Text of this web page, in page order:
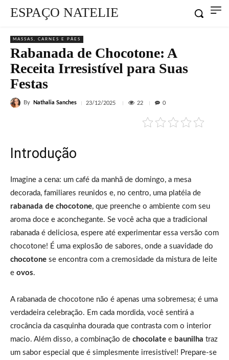
ESPAÇO NATELIE
MASSAS, CARNES E PÃES
Rabanada de Chocotone: A
Receita Irresistível para Suas
Festas
By Nathalia Sanches 23/12/2025 22 0
Introdução
Imagine a cena: um café da manhã de domingo, a mesa
decorada, familiares reunidos e, no centro, uma platéia de
rabanada de chocotone, que preenche o ambiente com seu
aroma doce e aconchegante. Se você acha que a tradicional
rabanada é deliciosa, espere até experimentar essa versão com
chocotone! É uma explosão de sabores, onde a suavidade do
chocotone se encontra com a cremosidade da mistura de leite
e ovos.
A rabanada de chocotone não é apenas uma sobremesa; é uma
verdadeira celebração. Em cada mordida, você sentirá a
crocância da casquinha dourada que contrasta com o interior
macio. Além disso, a combinação de chocolate e baunilha traz
um sabor especial que é simplesmente irresistível! Prepare-se